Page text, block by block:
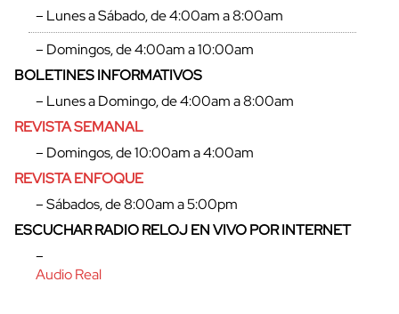
– Lunes a Sábado, de 4:00am a 8:00am
– Domingos, de 4:00am a 10:00am
BOLETINES INFORMATIVOS
– Lunes a Domingo, de 4:00am a 8:00am
REVISTA SEMANAL
– Domingos, de 10:00am a 4:00am
REVISTA ENFOQUE
– Sábados, de 8:00am a 5:00pm
ESCUCHAR RADIO RELOJ EN VIVO POR INTERNET
–
Audio Real